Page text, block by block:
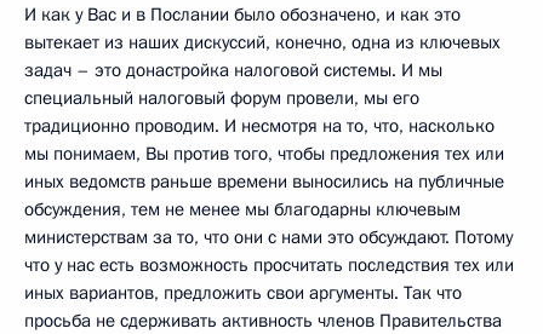
И как у Вас и в Послании было обозначено, и как это
вытекает из наших дискуссий, конечно, одна из ключевых
задач – это донастройка налоговой системы. И мы
специальный налоговый форум провели, мы его
традиционно проводим. И несмотря на то, что, насколько
мы понимаем, Вы против того, чтобы предложения тех или
иных ведомств раньше времени выносились на публичные
обсуждения, тем не менее мы благодарны ключевым
министерствам за то, что они с нами это обсуждают. Потому
что у нас есть возможность просчитать последствия тех или
иных вариантов, предложить свои аргументы. Так что
просьба не сдерживать активность членов Правительства